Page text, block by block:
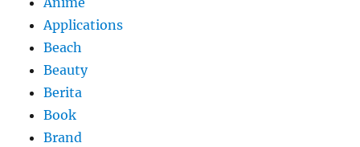
Applications
Beach
Beauty
Berita
Book
Brand